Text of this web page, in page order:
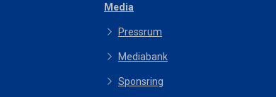
Media
Pressrum
Mediabank
Sponsring